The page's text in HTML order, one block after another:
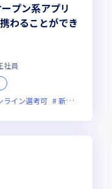
プン系アプリ
わることができ
社員
ライン選考可 新規立ち上げ